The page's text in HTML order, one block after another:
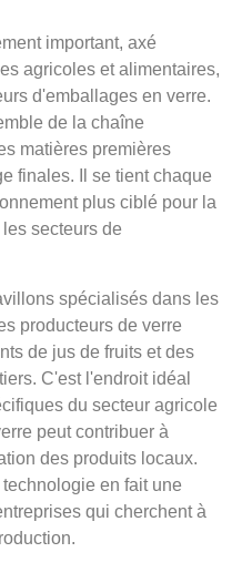
important, axé
agricoles et alimentaires,
d'emballages en verre.
de la chaîne
matières premières
finales. Il se tient chaque
plus ciblé pour la
secteurs de
spécialisés dans les
producteurs de verre
de jus de fruits et des
C'est l'endroit idéal
du secteur agricole
peut contribuer à
des produits locaux.
en fait une
qui cherchent à